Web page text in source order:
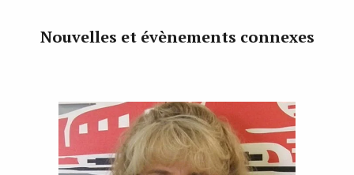
Nouvelles et évènements connexes